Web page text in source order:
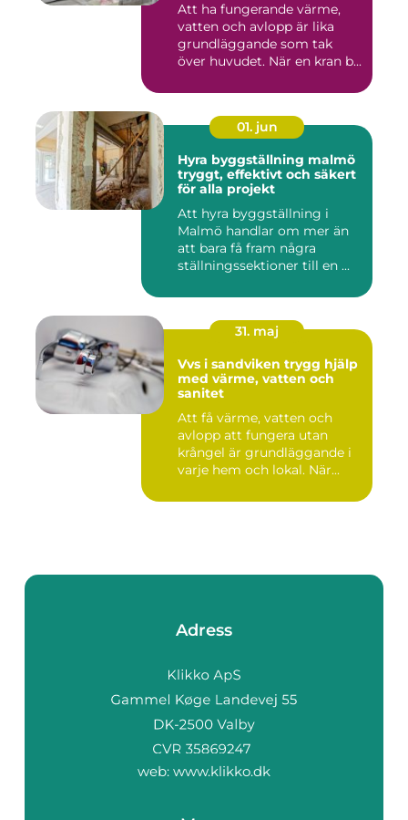
Att ha fungerande värme,
vatten och avlopp är lika
grundläggande som tak
över huvudet. När en kran b...
01. jun
Hyra byggställning malmö
tryggt, effektivt och säkert
för alla projekt
Att hyra byggställning i
Malmö handlar om mer än
att bara få fram några
ställningssektioner till en ...
31. maj
Vvs i sandviken trygg hjälp
med värme, vatten och
sanitet
Att få värme, vatten och
avlopp att fungera utan
krångel är grundläggande i
varje hem och lokal. När...
Adress
web: www.klikko.dk